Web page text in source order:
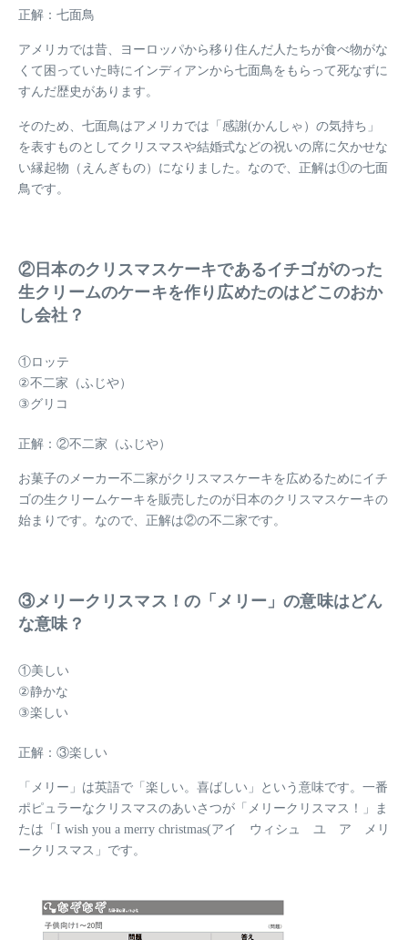
正解：七面鳥
アメリカでは昔、ヨーロッパから移り住んだ人たちが食べ物がな
くて困っていた時にインディアンから七面鳥をもらって死なずに
すんだ歴史があります。
そのため、七面鳥はアメリカでは 「感謝(かんしゃ）の気持ち」
を表すものとしてクリスマスや結婚式などの祝いの席に欠かせな
い縁起物（えんぎもの）になりました。なので、正解は①の七面
鳥です。
②日本のクリスマスケーキであるイチゴがのった
生クリームのケーキを作り広めたのはどこのおか
し会社？
①ロッテ
②不二家（ふじや）
③グリコ
正解：②不二家（ふじや）
お菓子のメーカー不二家がクリスマスケーキを広めるためにイチ
ゴの生クリームケーキを販売したのが日本のクリスマスケーキの
始まりです。なので、正解は②の不二家です。
③メリークリスマス！の「メリー」の意味はどん
な意味？
①美しい
②静かな
③楽しい
正解：③楽しい
「メリー」は英語で 「楽しい。喜ばしい」
という意味です。一番
ポピュラーなクリスマスのあいさつが「メリークリスマス！」ま
たは「I wish you a merry christmas(アイ ウィシュ ユ ア メリ
ークリスマス」です。